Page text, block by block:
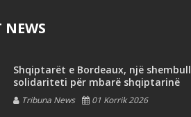
NEWS
Shqiptarët e Bordeaux, një shembull
solidariteti për mbarë shqiptarinë
Tribuna News 01 Korrik 2026